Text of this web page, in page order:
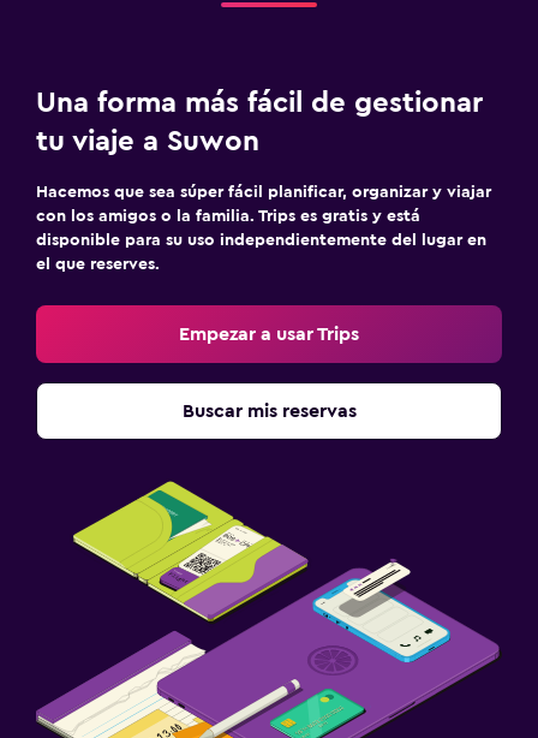
Una forma más fácil de gestionar
tu viaje a Suwon
Hacemos que sea súper fácil planificar, organizar y viajar
con los amigos o la familia. Trips es gratis y está
disponible para su uso independientemente del lugar en
el que reserves.
Empezar a usar Trips
Buscar mis reservas